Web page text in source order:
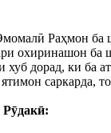
Раҳмон ба
охиринашон
дорад, ки ба
саркарда,